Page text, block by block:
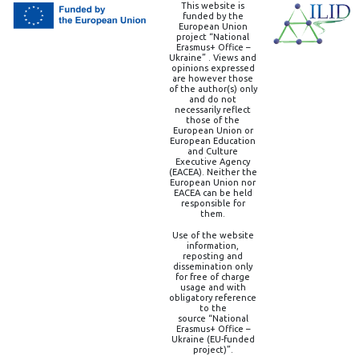
This website is
funded by the
European Union
project “National
Erasmus+ Office –
Ukraine” . Views and
opinions expressed
are however those
of the author(s) only
and do not
necessarily reflect
those of the
European Union or
European Education
and Culture
Executive Agency
(EACEA). Neither the
European Union nor
EACEA can be held
responsible for
them.
Use of the website
information,
reposting and
dissemination only
for free of charge
usage and with
obligatory reference
to the
source “National
Erasmus+ Office –
Ukraine (EU-funded
project)”.